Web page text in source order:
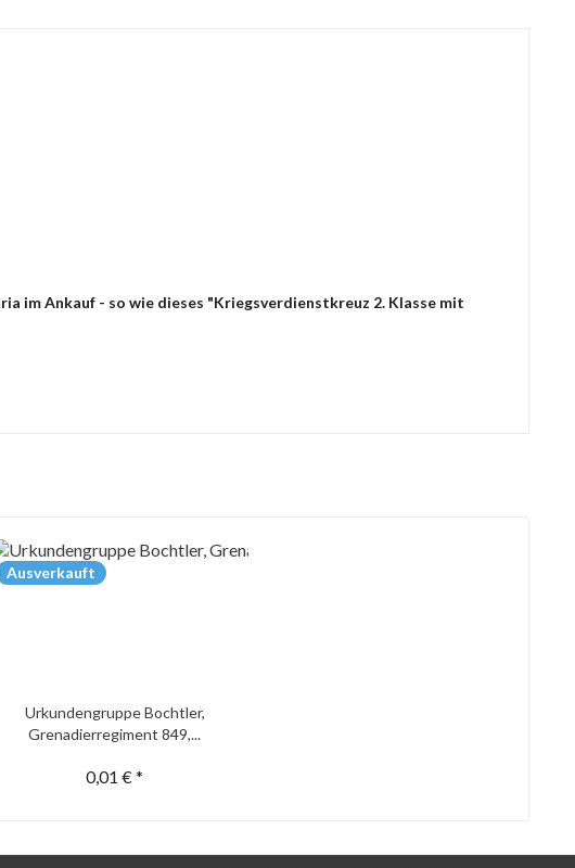
im Ankauf - so wie dieses "Kriegsverdienstkreuz 2. Klasse mit
Ausverkauft
Urkundengruppe Bochtler,
Grenadierregiment 849,...
0,01 € *